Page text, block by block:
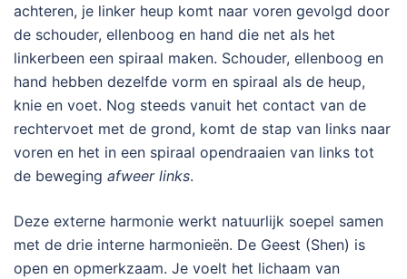
achteren, je linker heup komt naar voren gevolgd door
de schouder, ellenboog en hand die net als het
linkerbeen een spiraal maken. Schouder, ellenboog en
hand hebben dezelfde vorm en spiraal als de heup,
knie en voet. Nog steeds vanuit het contact van de
rechtervoet met de grond, komt de stap van links naar
voren en het in een spiraal opendraaien van links tot
de beweging afweer links.
Deze externe harmonie werkt natuurlijk soepel samen
met de drie interne harmonieën. De Geest (Shen) is
open en opmerkzaam. Je voelt het lichaam van